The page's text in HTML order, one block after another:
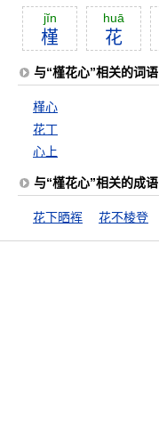
jĭn
槿
huā
花
与“槿花心”相关的词语
槿心
花丁
心上
与“槿花心”相关的成语
花下晒裈 花不棱登